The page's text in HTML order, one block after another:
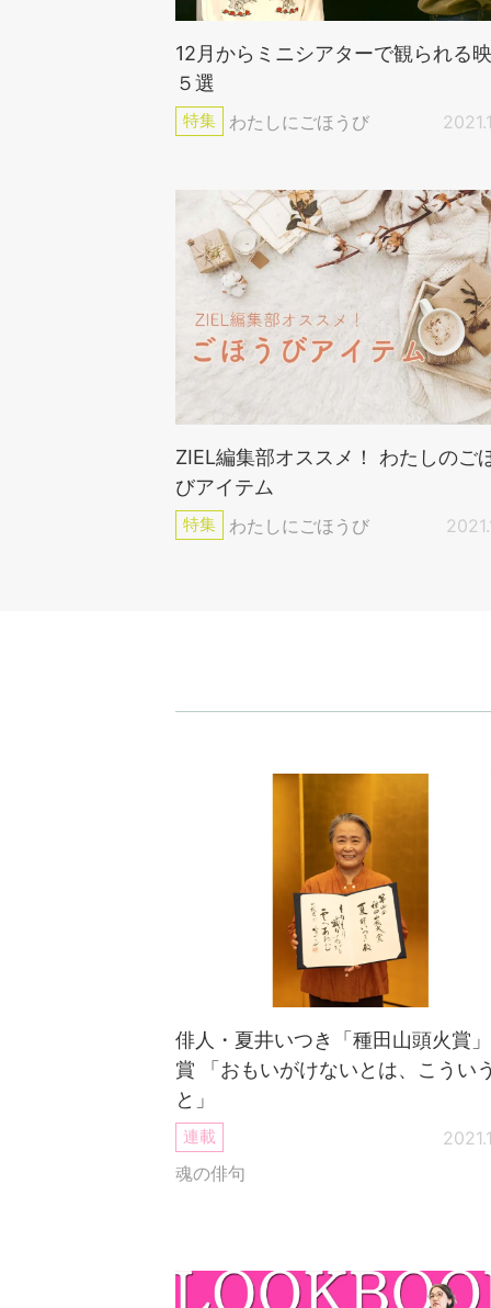
12月からミニシアターで観られる
５選
特集 わたしにごほうび
ZIEL編集部オススメ！ わたしのご
びアイテム
特集 わたしにごほうび
俳人・夏井いつき「種田山頭火賞
賞 「おもいがけないとは、こうい
と」
連載
魂の俳句